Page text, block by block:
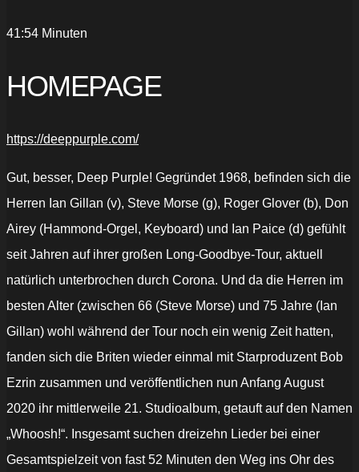
41:54 Minuten
HOMEPAGE
https://deeppurple.com/
Gut, besser, Deep Purple! Gegründet 1968, befinden sich die
Herren Ian Gillan (v), Steve Morse (g), Roger Glover (b), Don
Airey (Hammond-Orgel, Keyboard) und Ian Paice (d) gefühlt
seit Jahren auf ihrer großen Long-Goodbye-Tour, aktuell
natürlich unterbrochen durch Corona. Und da die Herren im
besten Alter (zwischen 66 (Steve Morse) und 75 Jahre (Ian
Gillan) wohl während der Tour noch ein wenig Zeit hatten,
fanden sich die Briten wieder einmal mit Starproduzent Bob
Ezrin zusammen und veröffentlichen nun Anfang August
2020 ihr mittlerweile 21. Studioalbum, getauft auf den Namen
„Whoosh!“. Insgesamt suchen dreizehn Lieder bei einer
Gesamtspielzeit von fast 52 Minuten den Weg ins Ohr des